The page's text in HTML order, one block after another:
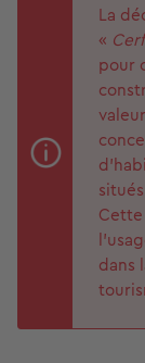
La
«
pour
dans